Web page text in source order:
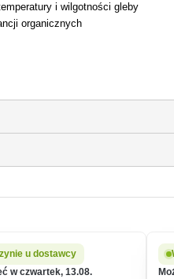
i wilgotności gleby
organicznych
u dostawcy
w czwartek, 13.08.